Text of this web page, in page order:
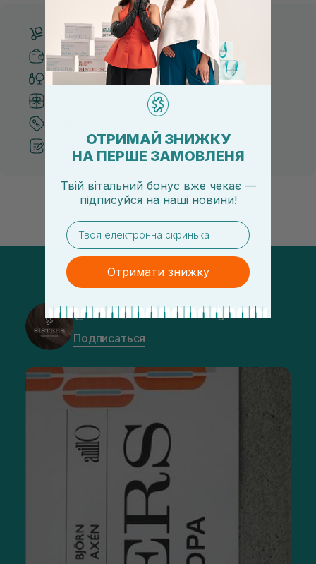
Бесплатная доставка от 3000 UAH
Безопасные способы оплаты
Только оригинальная косметика
Система бонусов и лояльности
Рекомендации от косметологов
@sisters_stelmakh в Instagram
Подписаться
ОТРИМАЙ ЗНИЖКУ
НА ПЕРШЕ ЗАМОВЛЕНЯ
Твій вітальний бонус вже чекає —
підписуйся на наші новини!
email
Отримати знижку